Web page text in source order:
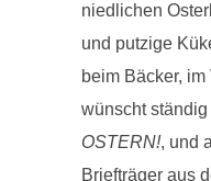
niedlichen
und putzige
beim Bäcker,
wünscht ständig
OSTERN!, und
Briefträger aus